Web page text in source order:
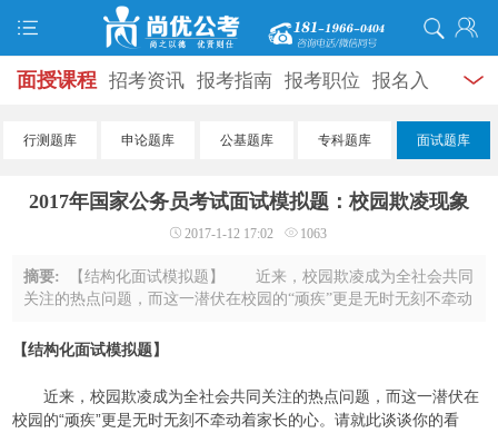
面授课程 招考资讯 报考指南 报考职位 报名入
口 打准考证 成绩查询 面试公告 录用公示 辅导
学员风采 名师团队
服务信息
行测题库 申论题库 公基题库 专科题库 面试题库
2017年国家公务员考试面试模拟题：校园欺凌现象
2017-1-12 17:02 1063
摘要:
【结构化面试模拟题】 近来，校园欺凌成为全社会共同
关注的热点问题，而这一潜伏在校园的“顽疾”更是无时无刻不牵动
校园欺凌现象多发生在学校内外，并 ...
【结构化面试模拟题】
近来，校园欺凌成为全社会共同关注的热点问题，而这一潜伏在
校园的“顽疾”更是无时无刻不牵动着家长的心。请就此谈谈你的看